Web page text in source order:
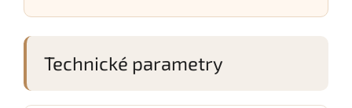
Technické parametry